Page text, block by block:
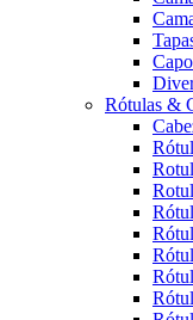
Rótulas &